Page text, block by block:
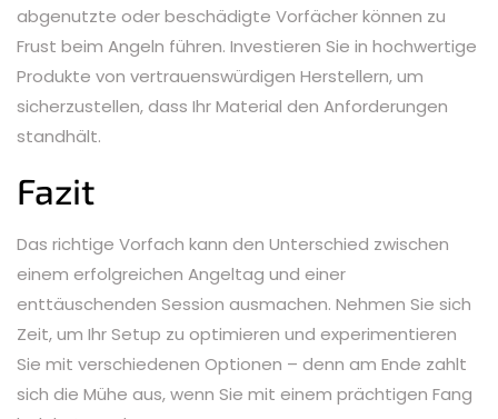
abgenutzte oder beschädigte Vorfächer können zu
Frust beim Angeln führen. Investieren Sie in hochwertige
Produkte von vertrauenswürdigen Herstellern, um
sicherzustellen, dass Ihr Material den Anforderungen
standhält.
Fazit
Das richtige Vorfach kann den Unterschied zwischen
einem erfolgreichen Angeltag und einer
enttäuschenden Session ausmachen. Nehmen Sie sich
Zeit, um Ihr Setup zu optimieren und experimentieren
Sie mit verschiedenen Optionen – denn am Ende zahlt
sich die Mühe aus, wenn Sie mit einem prächtigen Fang